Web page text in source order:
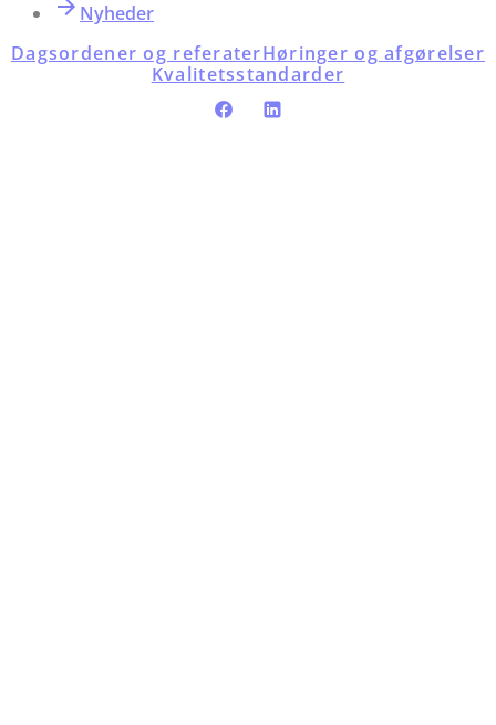
Nyheder
Dagsordener og referaterHøringer og afgørelser
Kvalitetsstandarder